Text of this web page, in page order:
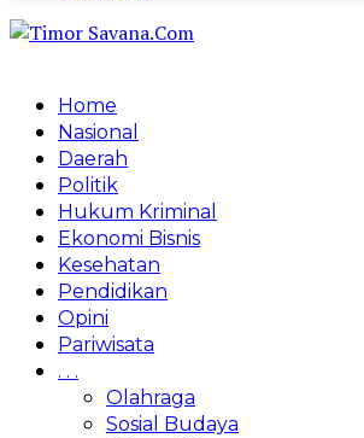
Home
Nasional
Daerah
Politik
Hukum Kriminal
Ekonomi Bisnis
Kesehatan
Pendidikan
Opini
Pariwisata
. . .
Olahraga
Sosial Budaya